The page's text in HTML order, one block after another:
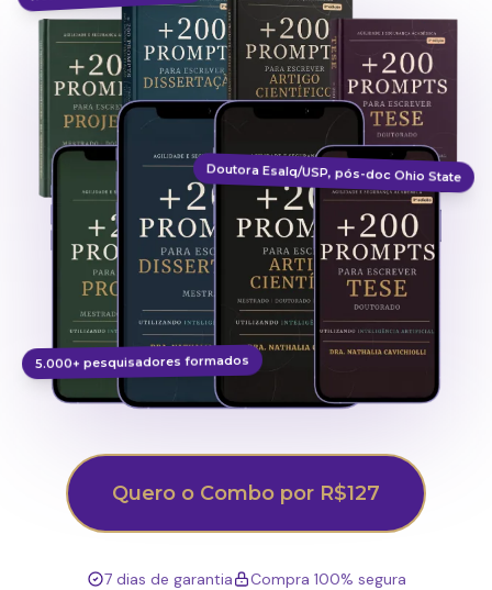
Doutora Esalq/USP, pós-doc Ohio State
5.000+ pesquisadores formados
Quero o Combo por R$127
7 dias de garantia
Compra 100% segura